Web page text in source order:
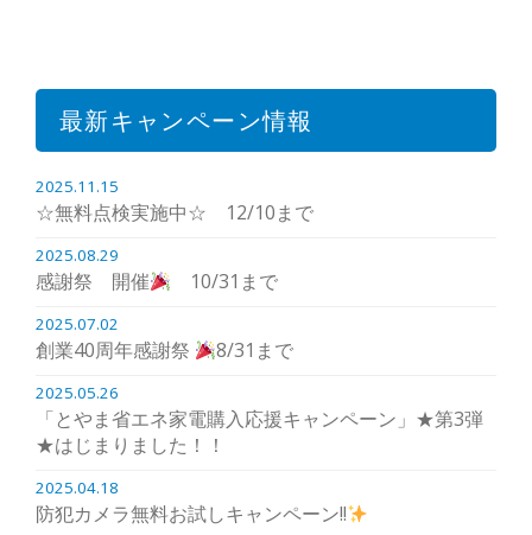
最新キャンペーン情報
2025.11.15
☆無料点検実施中☆ 12/10まで
2025.08.29
感謝祭 開催 10/31まで
2025.07.02
創業40周年感謝祭 8/31まで
2025.05.26
「とやま省エネ家電購入応援キャンペーン」★第3弾
★はじまりました！！
2025.04.18
防犯カメラ無料お試しキャンペーン!!